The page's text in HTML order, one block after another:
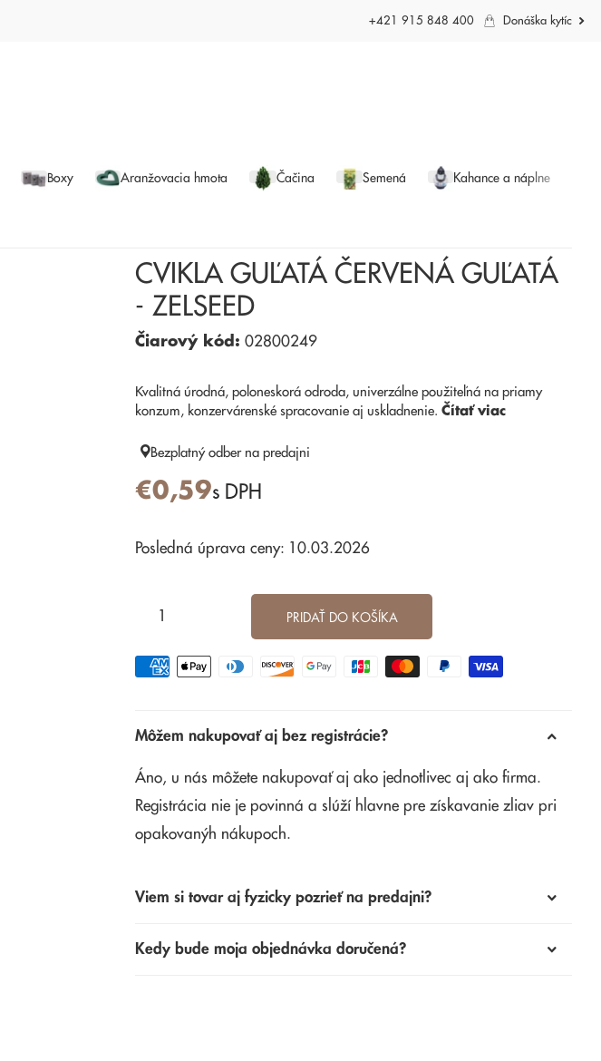
+421 915 848 400 Donáška kytíc
Boxy Aranžovacia hmota Čačina Semená Kahance a náplne
CVIKLA GUĽATÁ ČERVENÁ GUĽATÁ
- ZELSEED
Čiarový kód: 02800249
Kvalitná úrodná, poloneskorá odroda, univerzálne použiteľná na priamy
konzum, konzervárenské spracovanie aj uskladnenie. Čítať viac
Bezplatný odber na predajni
€0,59s DPH
Posledná úprava ceny: 10.03.2026
PRIDAŤ DO KOŠÍKA
Môžem nakupovať aj bez registrácie?
Áno, u nás môžete nakupovať aj ako jednotlivec aj ako firma.
Registrácia nie je povinná a slúží hlavne pre získavanie zliav pri
opakovanýh nákupoch.
Viem si tovar aj fyzicky pozrieť na predajni?
Kedy bude moja objednávka doručená?